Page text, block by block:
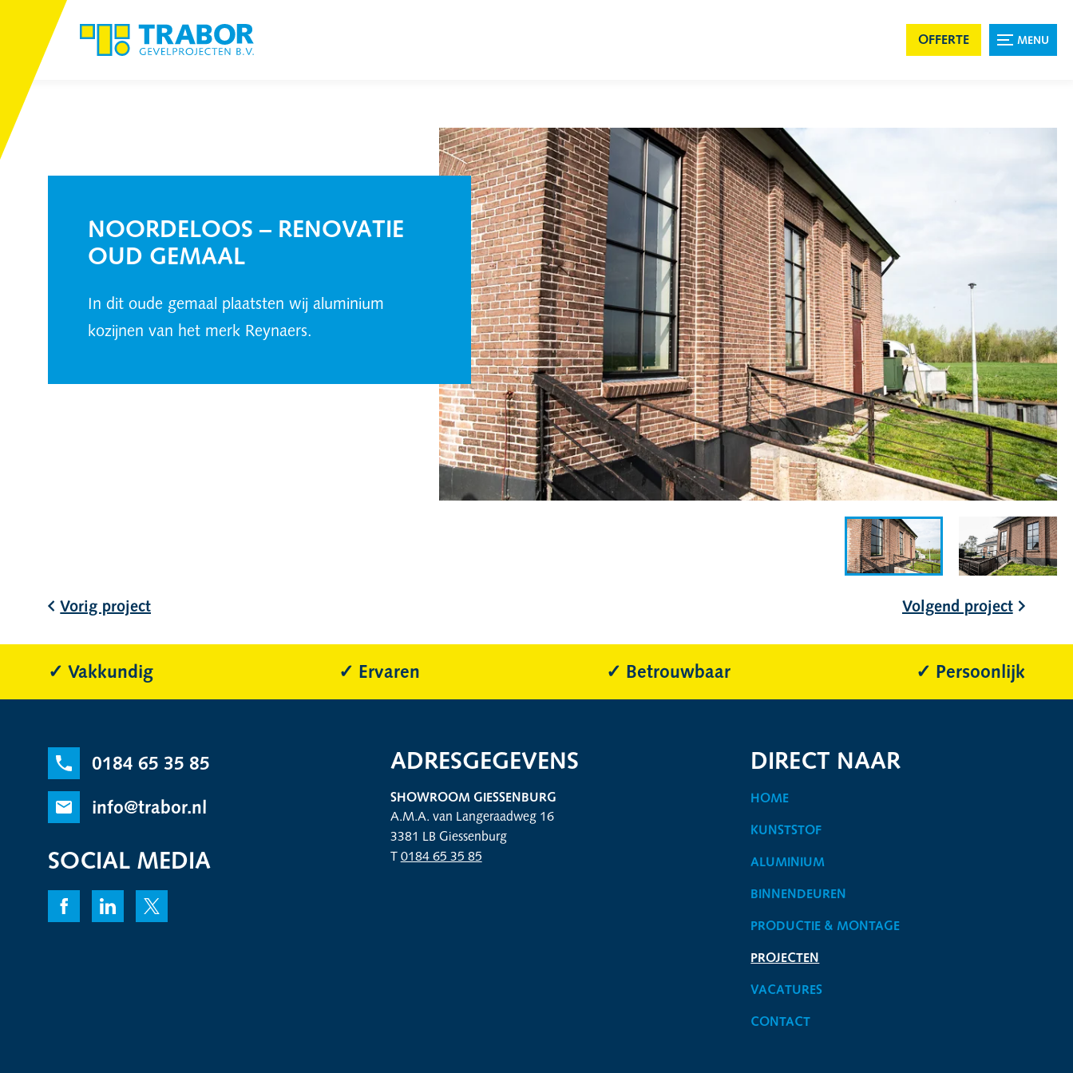
OFFERTE MENU
NOORDELOOS – RENOVATIE
OUD GEMAAL
In dit oude gemaal plaatsten wij aluminium
kozijnen van het merk Reynaers.
Vorig project Volgend project
Vakkundig Ervaren Betrouwbaar Persoonlijk
0184 65 35 85
info@trabor.nl
SOCIAL MEDIA
ADRESGEGEVENS
SHOWROOM GIESSENBURG
A.M.A. van Langeraadweg 16
3381 LB Giessenburg
T 0184 65 35 85
DIRECT NAAR
HOME
KUNSTSTOF
ALUMINIUM
BINNENDEUREN
PRODUCTIE & MONTAGE
PROJECTEN
VACATURES
CONTACT